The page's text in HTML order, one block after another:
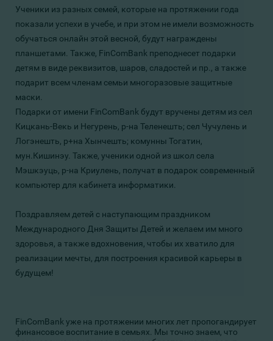
Ученики из разных семей, которые на протяжении года
показали успехи в учебе, и при этом не имели возможность
обучаться онлайн этой весной, будут награждены
планшетами. Также, FinComBank преподнесет подарки
детям в виде реквизитов, шаров, сладостей и пр., а также
подарит всем членам семьи многоразовые защитные
маски.
Подарки от имени FinComBank будут вручены детям из сел
Кицкань-Векь и Негурень, р-на Теленешть; сел Чучулень и
Логэнешть, р+на Хынчешть; комунны Тогатин,
мун.Кишинэу. Также, ученики одной из школ села
Мэшкэуць, р-на Криулень, получат в подарок современный
компьютер для кабинета информатики.
Поздравляем детей с наступающим праздником
Международного Дня Защиты Детей и желаем им много
здоровья, а также вдохновения, чтобы их хватило для
реализации мечты, для построения красивой карьеры в
будущем!
FinComBank уже на протяжении многих лет пропогандирует
финансовое воспитание в семьях. Мы точно знаем, что